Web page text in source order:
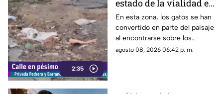
2:35
estado de la vialidad en
Privada Pedrera y
Barrancones
En esta zona, los gatos se han
convertido en parte del paisaje
al encontrarse sobre los
techos y las puertas de las
agosto 08, 2026 06:42 p. m.